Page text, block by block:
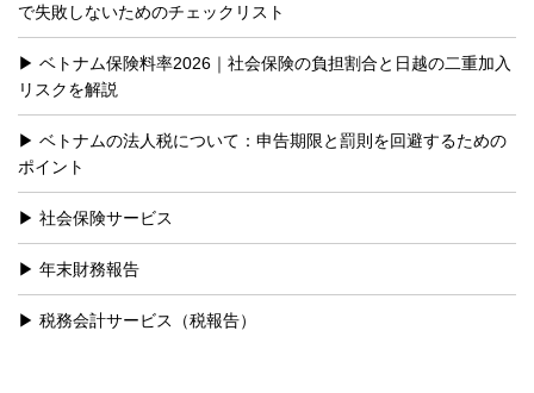
で失敗しないためのチェックリスト
ベトナム保険料率2026｜社会保険の負担割合と日越の二重加入
リスクを解説
ベトナムの法人税について：申告期限と罰則を回避するための
ポイント
社会保険サービス
年末財務報告
税務会計サービス（税報告）